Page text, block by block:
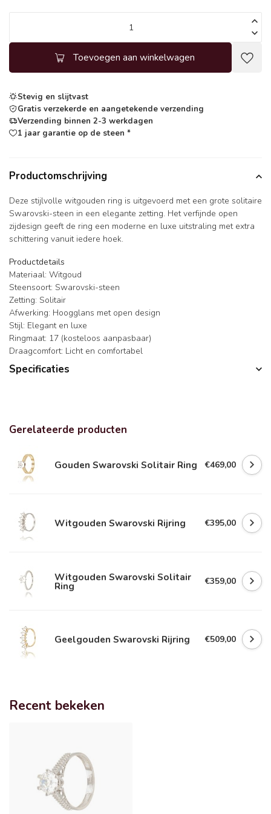
Toevoegen aan winkelwagen
Stevig en slijtvast
Gratis verzekerde en aangetekende verzending
Verzending binnen 2-3 werkdagen
1 jaar garantie op de steen *
Productomschrijving
Deze stijlvolle witgouden ring is uitgevoerd met een grote solitaire
Swarovski-steen in een elegante zetting. Het verfijnde open
zijdesign geeft de ring een moderne en luxe uitstraling met extra
schittering vanuit iedere hoek.
Productdetails
Materiaal: Witgoud
Steensoort: Swarovski-steen
Zetting: Solitair
Afwerking: Hoogglans met open design
Stijl: Elegant en luxe
Ringmaat: 17 (kosteloos aanpasbaar)
Draagcomfort: Licht en comfortabel
Specificaties
Gerelateerde producten
Gouden Swarovski Solitair Ring €469,00
Witgouden Swarovski Rijring €395,00
Witgouden Swarovski Solitair
Ring €359,00
Geelgouden Swarovski Rijring €509,00
Recent bekeken